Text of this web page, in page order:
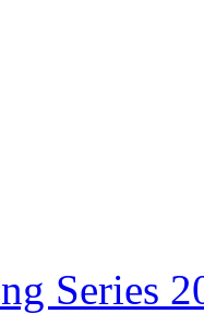
Series